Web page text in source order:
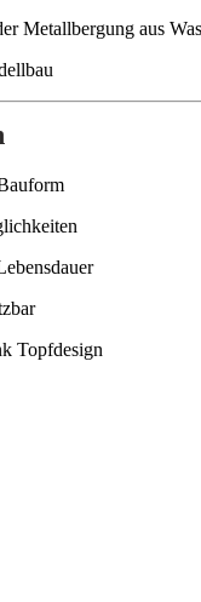
Metallbergung aus
Topfdesign